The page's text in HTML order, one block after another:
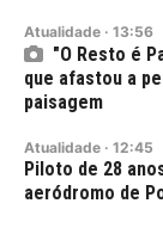
Atualidade · 13:56
"O Resto é
que afastou a
paisagem
Atualidade · 12:45
Piloto de 28
aeródromo de